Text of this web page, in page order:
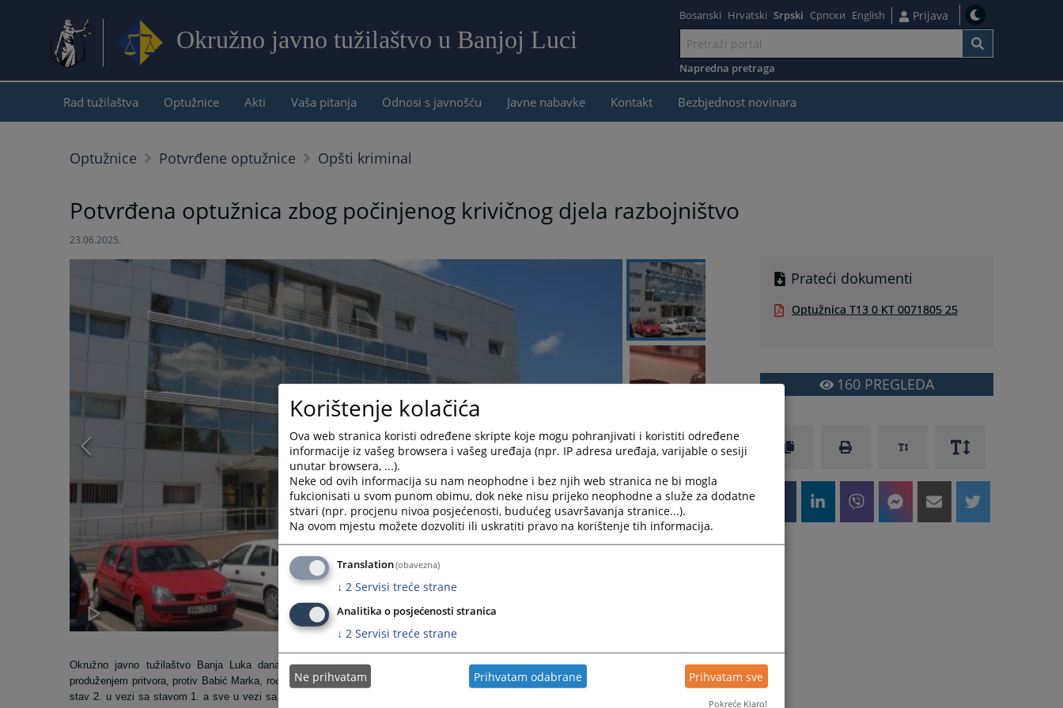
Okružno javno tužilaštvo u Banjoj Luci
sadržaj
Bosanski Hrvatski Srpski Српски English Prijava
Napredna pretraga
Rad tužilaštva Optužnice Akti Vaša pitanja Odnosi s javnošću Javne nabavke Kontakt Bezbjednost novinara
Optužnice Potvrđene optužnice Opšti kriminal
Potvrđena optužnica zbog počinjenog krivičnog djela razbojništvo
23.06.2025.
Okružno javno tužilaštvo Banja Luka dana 18.06.2025.godine,podiglo je optužnicu sa prijedlogom Okružnom sudu Banja Luka za
produženjem pritvora, protiv Babić Marka, rođen 1996.godine iz Beograda,Republika Srbija zbog krivičnog djela Razbojništvo iz člana 227.
stav 2. u vezi sa stavom 1. a sve u vezi sa članom 37. Krivičnog zakonika Republike Srpske. Sudija za prethodno saslušanje Okružnog
Prateći dokumenti
Optužnica T13 0 KT 0071805 25
160PREGLEDA
Korištenje kolačića
Ova web stranica koristi određene skripte koje mogu pohranjivati i koristiti određene
informacije iz vašeg browsera i vašeg uređaja (npr. IP adresa uređaja, varijable o sesiji
unutar browsera, ...).
Neke od ovih informacija su nam neophodne i bez njih web stranica ne bi mogla
fukcionisati u svom punom obimu, dok neke nisu prijeko neophodne a služe za dodatne
stvari (npr. procjenu nivoa posjećenosti, budućeg usavršavanja stranice...).
Na ovom mjestu možete dozvoliti ili uskratiti pravo na korištenje tih informacija.
Translation(obavezna)
↓ 2 Servisi treće strane
Analitika o posjećenosti stranica
↓ 2 Servisi treće strane
Ne prihvatam Prihvatam odabrane Prihvatam sve
Pokreće Klaro!